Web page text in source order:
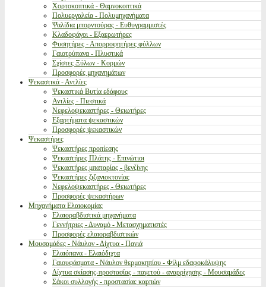
Χορτοκοπτικά - Θαμνοκοπτικά
Πολυεργαλεία - Πολυμηχανήματα
Ψαλίδια μπορντούρας - Ευθυγραμμιστές
Κλαδοφάγοι - Εξαερωτήρες
Φυσητήρες - Απορροφητήρες φύλλων
Γαιοτρύπανα - Πλυστικά
Σχίστες Ξύλων - Κορμών
Προσφορές μηχανημάτων
Ψεκαστικά - Αντλίες
Ψεκαστικά Βυτία εδάφους
Αντλίες - Πιεστικά
Νεφελοψεκαστήρες - Θειωτήρες
Εξαρτήματα ψεκαστικών
Προσφορές ψεκαστικών
Ψεκαστήρες
Ψεκαστήρες προπίεσης
Ψεκαστήρες Πλάτης - Επινώτιοι
Ψεκαστήρες μπαταρίας - βενζίνης
Ψεκαστήρες ζιζανιοκτονίας
Νεφελοψεκαστήρες - Θειωτήρες
Προσφορές ψεκαστήρων
Μηχανήματα Ελαιοκομίας
Ελαιοραβδιστικά μηχανήματα
Γεννήτριες - Δυναμό - Μετασχηματιστές
Προσφορές ελαιοραβδιστικών
Μουσαμάδες - Νάυλον - Δίχτυα - Πανιά
Ελαιόπανα - Ελαιόδιχτα
Γαιουφάσματα - Νάυλον θερμοκηπίου - Φίλμ εδαφοκάλυψης
Δίχτυα σκίασης-προστασίας - παγετού - αναρρίχησης - Μουσαμάδες
Σάκοι συλλογής - προστασίας καρπών